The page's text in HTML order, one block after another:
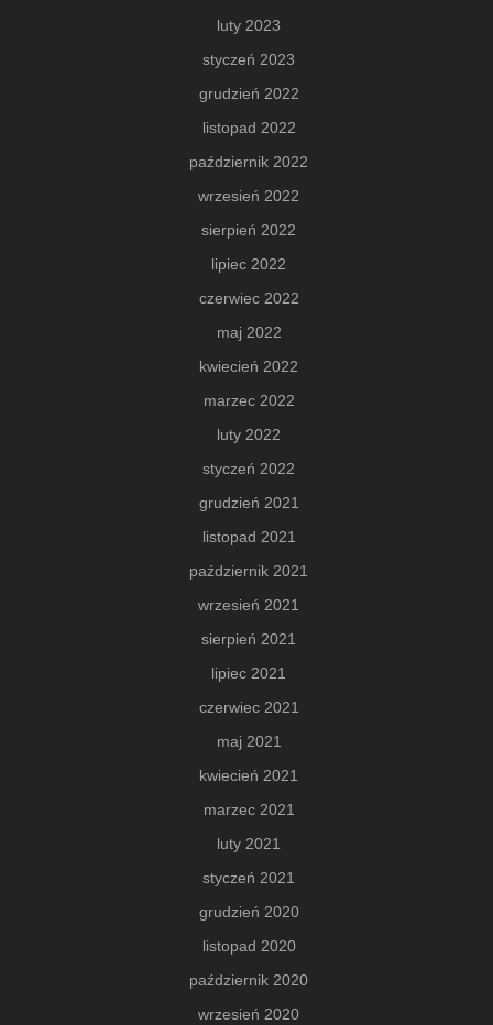
luty 2023
styczeń 2023
grudzień 2022
listopad 2022
październik 2022
wrzesień 2022
sierpień 2022
lipiec 2022
czerwiec 2022
maj 2022
kwiecień 2022
marzec 2022
luty 2022
styczeń 2022
grudzień 2021
listopad 2021
październik 2021
wrzesień 2021
sierpień 2021
lipiec 2021
czerwiec 2021
maj 2021
kwiecień 2021
marzec 2021
luty 2021
styczeń 2021
grudzień 2020
listopad 2020
październik 2020
wrzesień 2020